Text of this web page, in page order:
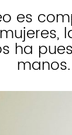
es
ha
manos.